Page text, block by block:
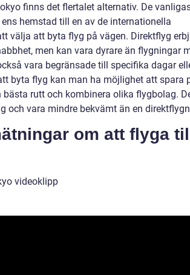
finns det flertalet alternativ. De
hemstad till en av de internationella
välja att byta flyg på vägen. Direktflyg
men kan vara dyrare än flygningar
vara begränsade till specifika dagar
byta flyg kan man ha möjlighet att spara
rutt och kombinera olika flygbolag.
och vara mindre bekvämt än en
om att flyga
videoklipp